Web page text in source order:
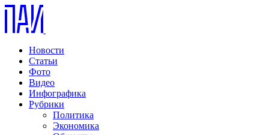
Новости
Статьи
Фото
Видео
Инфографика
Рубрики
Политика
Экономика